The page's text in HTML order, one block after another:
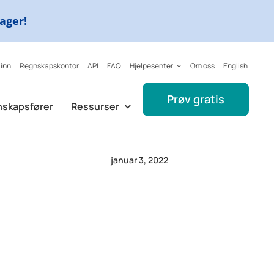
Regnskapskontor API FAQ Hjelpesenter Om oss English
Ressurser Prøv gratis
januar 3, 2022